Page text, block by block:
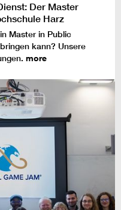
Der Master
Harz
Master in Public
kann? Unsere
more